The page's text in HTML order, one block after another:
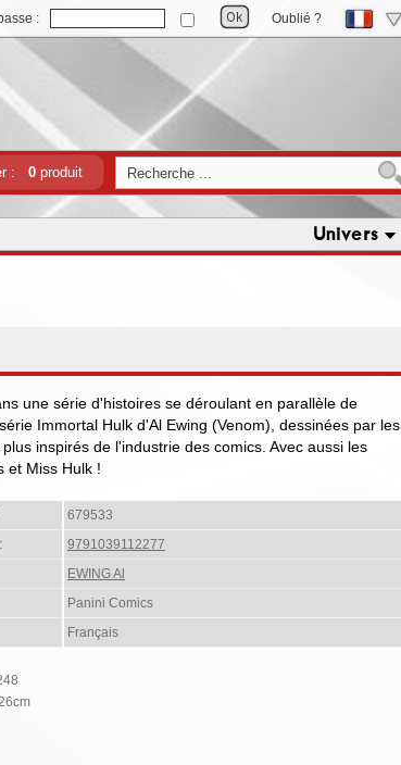
: Oublié ?
: 0produit
Univers
une série d'histoires se déroulant en parallèle de
Immortal Hulk d'Al Ewing (Venom), dessinées par les
inspirés de l'industrie des comics. Avec aussi les
et Miss Hulk !
679533
9791039112277
EWING Al
Panini Comics
Français